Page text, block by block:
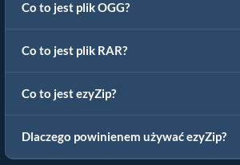
Co to jest plik OGG?
Co to jest plik RAR?
Co to jest ezyZip?
Dlaczego powinienem używać ezyZip?